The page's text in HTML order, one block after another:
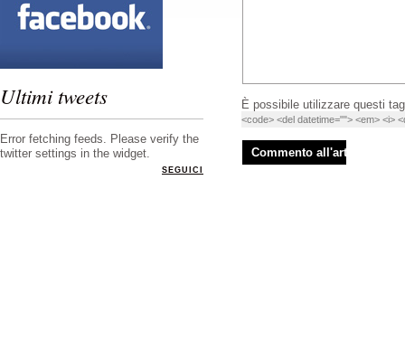
Ultimi tweets
Error fetching feeds. Please verify the
twitter settings in the widget.
SEGUICI
È possibile utilizzare questi
<code> <del datetime=""> <em> <i>